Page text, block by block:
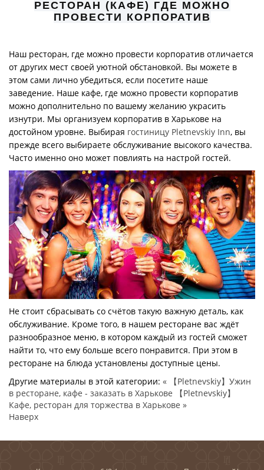
РЕСТОРАН (КАФЕ) ГДЕ МОЖНО
ПРОВЕСТИ КОРПОРАТИВ
Наш ресторан, где можно провести корпоратив отличается
от других мест своей уютной обстановкой. Вы можете в
этом сами лично убедиться, если посетите наше
заведение. Наше кафе, где можно провести корпоратив
можно дополнительно по вашему желанию украсить
изнутри. Мы организуем корпоратив в Харькове на
достойном уровне. Выбирая гостиницу Pletnevskiy Inn, вы
прежде всего выбираете обслуживание высокого качества.
Часто именно оно может повлиять на настрой гостей.
Не стоит сбрасывать со счётов такую важную деталь, как
обслуживание. Кроме того, в нашем ресторане вас ждёт
разнообразное меню, в котором каждый из гостей сможет
найти то, что ему больше всего понравится. При этом в
ресторане на блюда установлены доступные цены.
Другие материалы в этой категории: « 【Pletnevskiy】Ужин
в ресторане, кафе - заказать в Харькове
【Pletnevskiy】
Кафе, ресторан для торжества в Харькове »
Наверх